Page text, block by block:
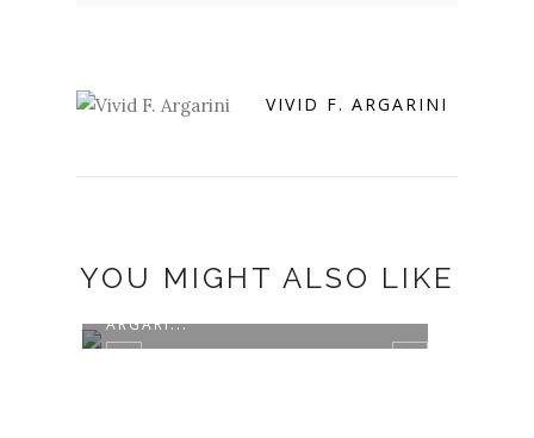
VIVID F. ARGARINI
YOU MIGHT ALSO LIKE
ARGARI...